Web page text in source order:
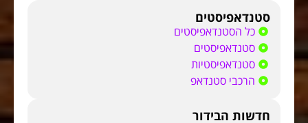
סטנדאפיסטים
כל הסטנדאפיסטים
סטנדאפיסטים
סטנדאפיסטיות
הרכבי סטנדאפ
חדשות הבידור